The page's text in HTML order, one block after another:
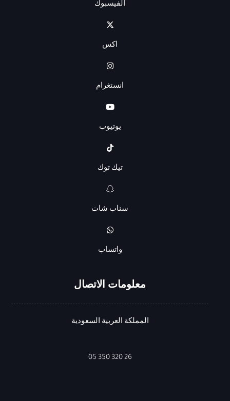
الفيسبوك
اكس
انستغرام
يوتيوب
تيك توك
سناب شات
واتساب
معلومات الاتصال
المملكة العربية السعودية
26 320 350 05